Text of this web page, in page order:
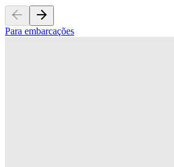
Para embarcações